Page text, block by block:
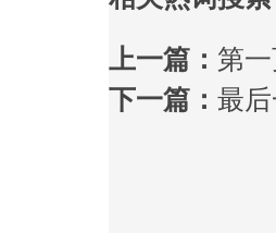
上一篇： 第
下一篇： 最